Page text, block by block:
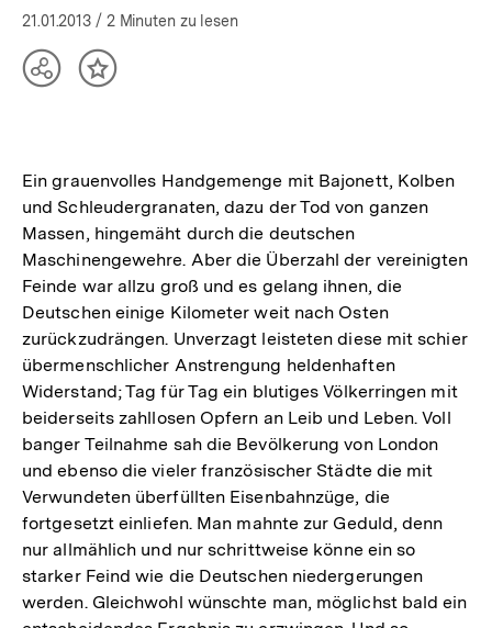
21.01.2013 / 2 Minuten zu lesen
TeilenInhalt
Ein grauenvolles Handgemenge mit Bajonett, Kolben
und Schleudergranaten, dazu der Tod von ganzen
Massen, hingemäht durch die deutschen
Maschinengewehre. Aber die Überzahl der vereinigten
Feinde war allzu groß und es gelang ihnen, die
Deutschen einige Kilometer weit nach Osten
zurückzudrängen. Unverzagt leisteten diese mit schier
übermenschlicher Anstrengung heldenhaften
Widerstand; Tag für Tag ein blutiges Völkerringen mit
beiderseits zahllosen Opfern an Leib und Leben. Voll
banger Teilnahme sah die Bevölkerung von London
und ebenso die vieler französischer Städte die mit
Verwundeten überfüllten Eisenbahnzüge, die
fortgesetzt einliefen. Man mahnte zur Geduld, denn
nur allmählich und nur schrittweise könne ein so
starker Feind wie die Deutschen niedergerungen
werden. Gleichwohl wünschte man, möglichst bald ein